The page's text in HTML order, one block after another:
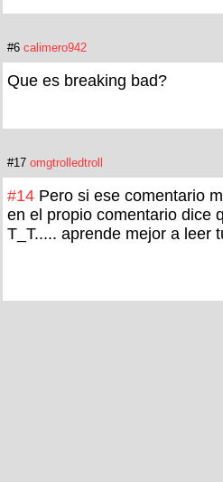
#6 calimero942
Que es breaking bad?
#17 omgtrolledtroll
#14 Pero si ese comentario
en el propio comentario dice
T_T..... aprende mejor a leer